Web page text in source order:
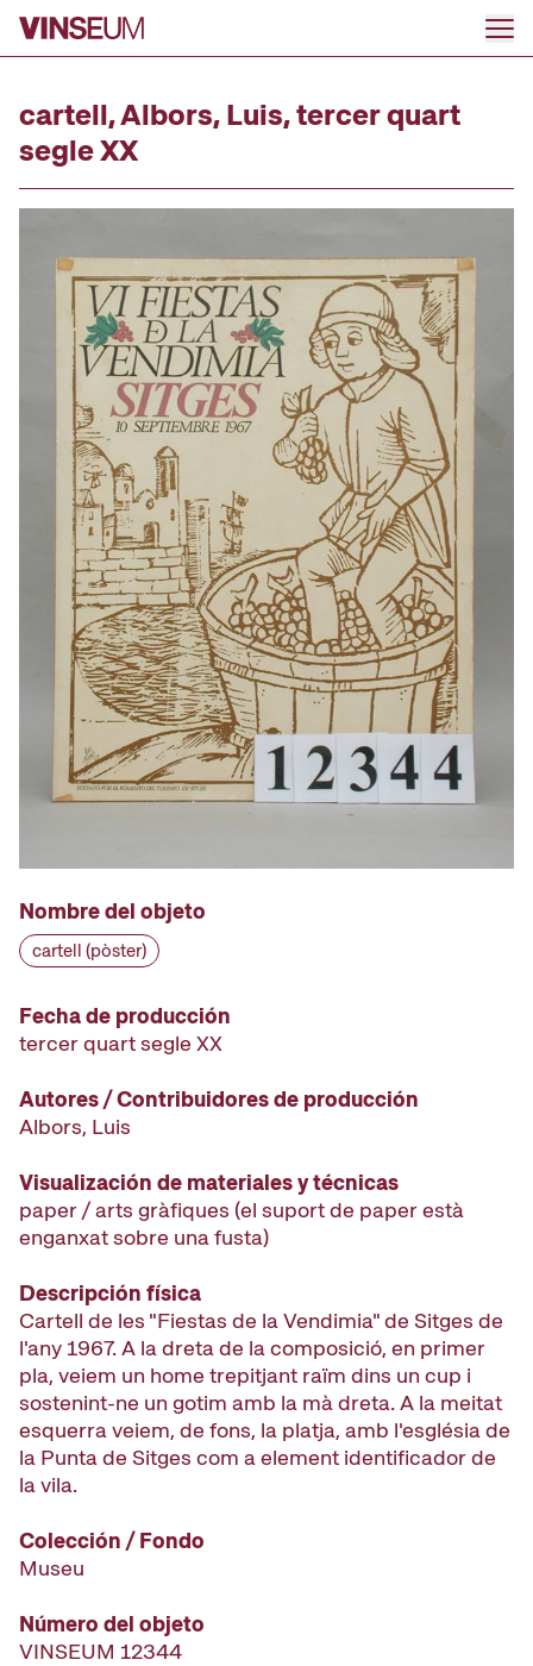
Ir al contenido
cartell, Albors, Luis, tercer quart
segle XX
Nombre del objeto
cartell (pòster)
Fecha de producción
tercer quart segle XX
Autores / Contribuidores de producción
Albors, Luis
Visualización de materiales y técnicas
paper / arts gràfiques (el suport de paper està
enganxat sobre una fusta)
Descripción física
Cartell de les "Fiestas de la Vendimia" de Sitges de
l'any 1967. A la dreta de la composició, en primer
pla, veiem un home trepitjant raïm dins un cup i
sostenint-ne un gotim amb la mà dreta. A la meitat
esquerra veiem, de fons, la platja, amb l'església de
la Punta de Sitges com a element identificador de
la vila.
Colección / Fondo
Museu
Número del objeto
VINSEUM 12344